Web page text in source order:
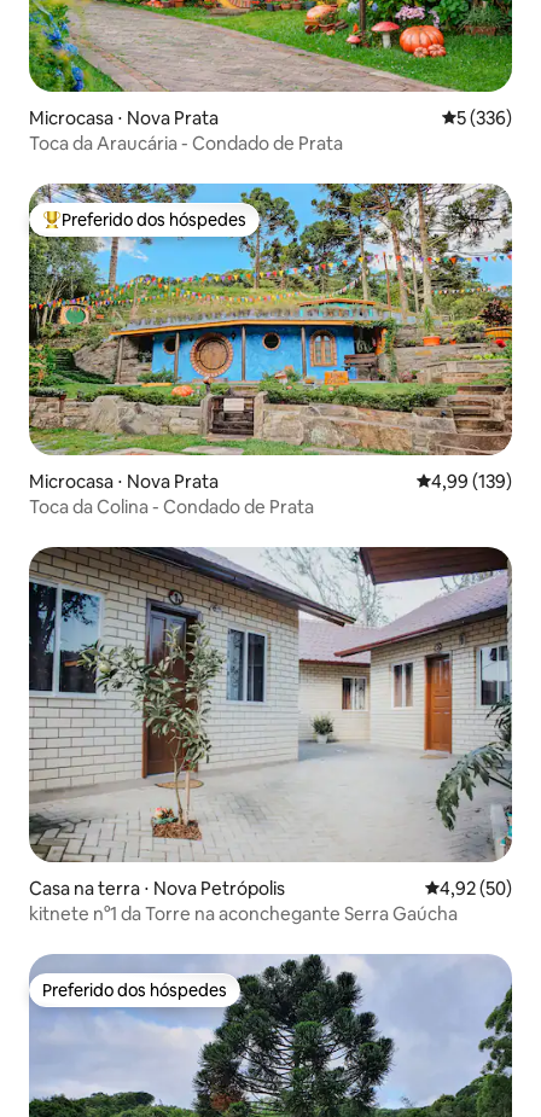
Microcasa ⋅ Nova Prata 5 de uma
5 (336)
Toca da Araucária - Condado de Prata
Entre os melhores preferidos dos hóspedes
Preferido dos hóspedes
Microcasa ⋅ Nova Prata 4,99 de uma
4,99 (139)
Toca da Colina - Condado de Prata
Casa na terra ⋅ Nova Petrópolis 4,92 de uma
4,92 (50)
kitnete n°1 da Torre na aconchegante Serra Gaúcha
Preferido dos hóspedes
Preferido dos hóspedes